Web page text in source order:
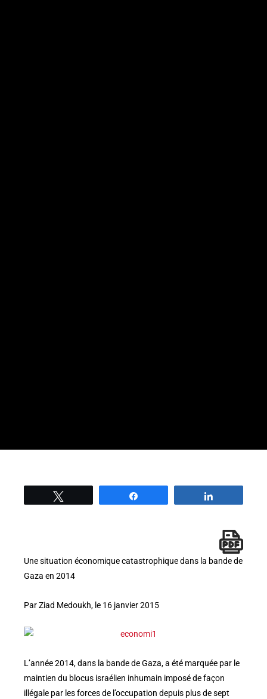
Une situation économique catastrophique dans la bande de
Gaza en 2014
Par Ziad Medoukh, le 16 janvier 2015
L’année 2014, dans la bande de Gaza, a été marquée par le
maintien du blocus israélien inhumain imposé de façon
illégale par les forces de l’occupation depuis plus de sept